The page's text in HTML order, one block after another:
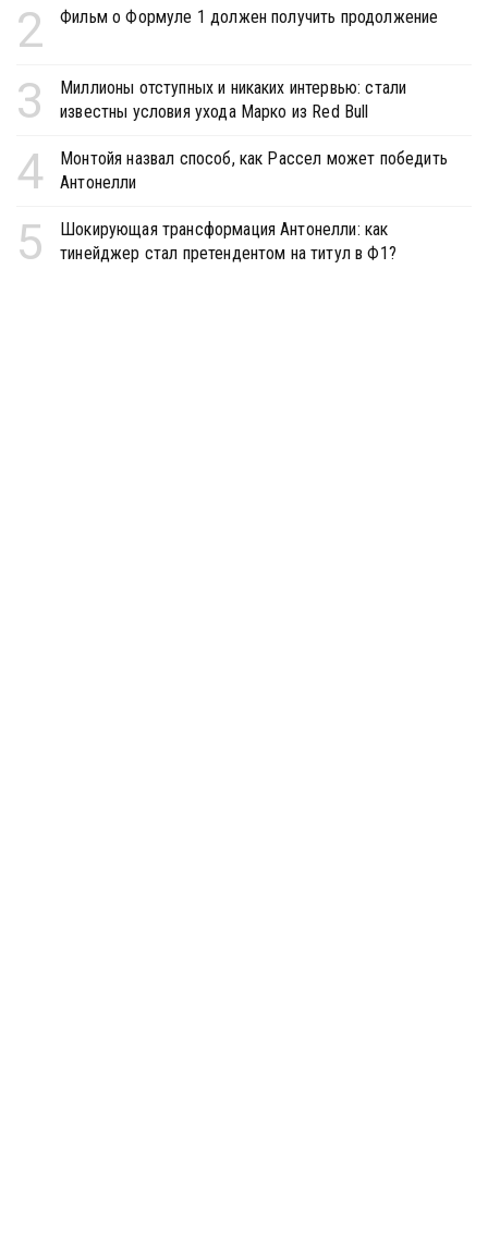
2 Фильм о Формуле 1 должен получить продолжение
3
Миллионы отступных и никаких интервью: стали
известны условия ухода Марко из Red Bull
4
Монтойя назвал способ, как Рассел может победить
Антонелли
5
Шокирующая трансформация Антонелли: как
тинейджер стал претендентом на титул в Ф1?